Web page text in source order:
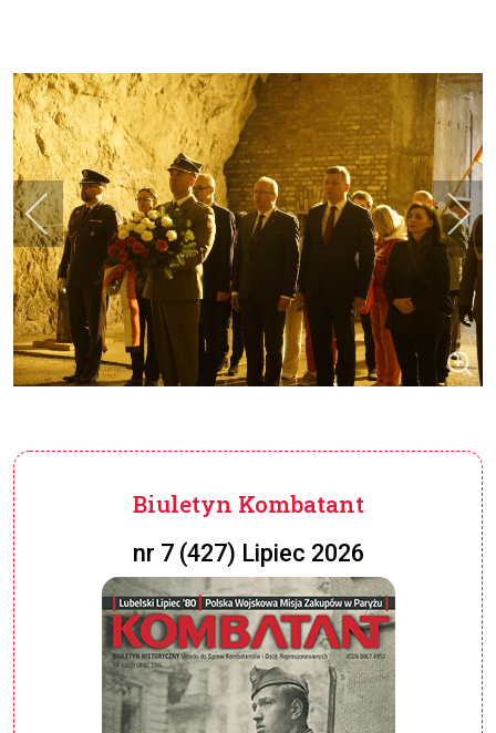
Biuletyn Kombatant
nr 7 (427) Lipiec 2026